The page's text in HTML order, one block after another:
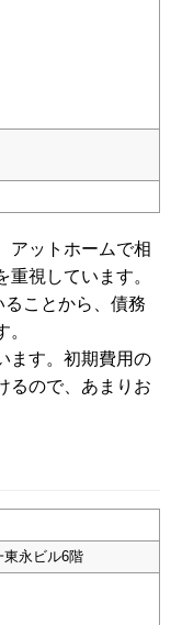
アットホームで相
視しています。
ことから、債務
ます。初期費用の
るので、あまりお
東永ビル6階